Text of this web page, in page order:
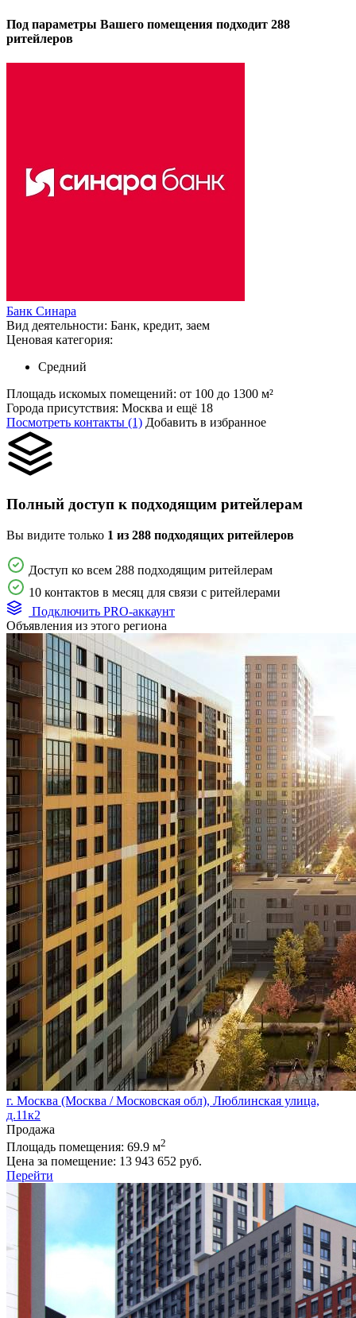
Под параметры Вашего помещения подходит 288
ритейлеров
Банк Синара
Вид деятельности: Банк, кредит, заем
Ценовая категория:
Средний
Площадь искомых помещений: от 100 до 1300 м²
Города присутствия: Москва и ещё 18
Посмотреть контакты (1) Добавить в избранное
Полный доступ к подходящим ритейлерам
Вы видите только 1 из 288 подходящих ритейлеров
Доступ ко всем 288 подходящим ритейлерам
10 контактов в месяц для связи с ритейлерами
Подключить PRO-аккаунт
Объявления из этого региона
г. Москва (Москва / Московская обл), Люблинская улица,
д.11к2
Продажа
Площадь помещения: 69.9 м2
Цена за помещение: 13 943 652 руб.
Перейти